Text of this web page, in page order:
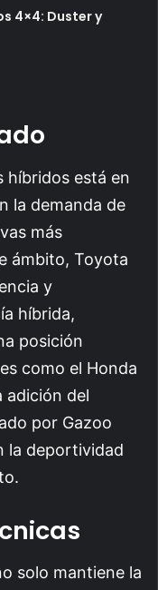
4×4: Duster y
híbridos está en
la demanda de
más
ámbito, Toyota
y
híbrida,
posición
como el Honda
adición del
por Gazoo
la deportividad
solo mantiene la